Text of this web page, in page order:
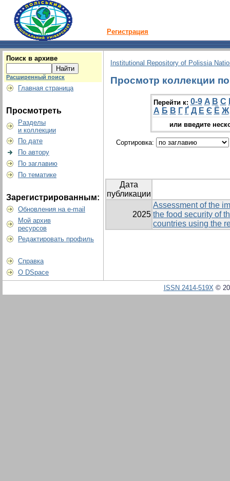
Регистрация
Поиск в архиве
Расширенный поиск
Главная страница
Просмотреть
Разделы
и коллекции
По дате
По автору
По заглавию
По тематике
Зарегистрированным:
Обновления на e-mail
Мой архив
ресурсов
Редактировать профиль
Справка
О DSpace
Institutional Repository of Polissia
Просмотр коллекции
Перейти к: 0-9 A B C
А Б В Г Ґ Д Е Є Ё Ж
или введите
Сортировка:
Дата
публикации
2025
Assessment of the
the food security of
countries using the
ISSN 2414-519X©